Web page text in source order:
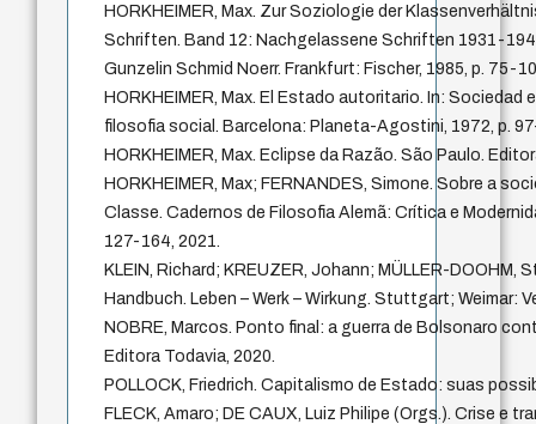
HORKHEIMER, Max. Zur Soziologie der
Schriften. Band 12: Nachgelassene Schriften 1931-
Gunzelin Schmid Noerr. Frankfurt: Fischer, 1985, p. 75-
HORKHEIMER, Max. El Estado autoritario. In:
filosofia social. Barcelona: Planeta-Agostini, 1972, p.
HORKHEIMER, Max. Eclipse da Razão. São Paulo.
HORKHEIMER, Max; FERNANDES, Simone. Sobre a
Classe. Cadernos de Filosofia Alemã: Crítica e
127-164, 2021.
KLEIN, Richard; KREUZER, Johann; MÜLLER-DOOHM,
Handbuch. Leben – Werk – Wirkung. Stuttgart; Weimar:
NOBRE, Marcos. Ponto final: a guerra de Bolsonaro
Editora Todavia, 2020.
POLLOCK, Friedrich. Capitalismo de Estado: suas
FLECK, Amaro; DE CAUX, Luiz Philipe (Orgs.). Crise e